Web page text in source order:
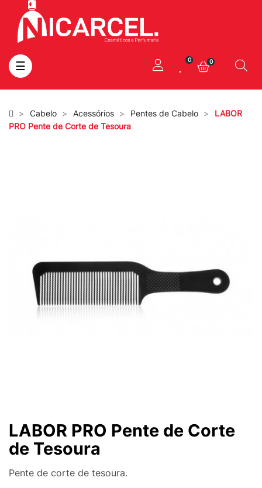
Toggle
navigation
☰ 0 0
Cabelo Acessórios Pentes de Cabelo
LABOR
PRO Pente de Corte de Tesoura
LABOR PRO Pente de Corte
de Tesoura
Pente de corte de tesoura.